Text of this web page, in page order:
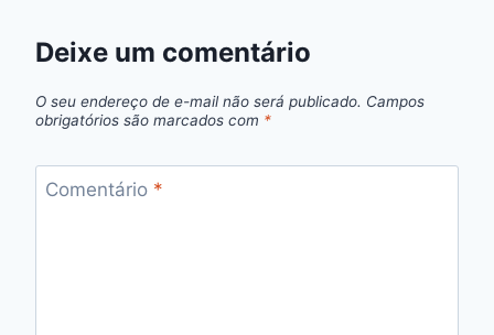
Deixe um comentário
O seu endereço de e-mail não será publicado. Campos
obrigatórios são marcados com *
Comentário *